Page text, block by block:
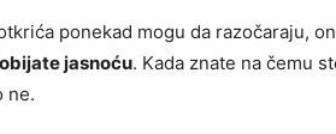
ponekad mogu da razočaraju,
jasnoću. Kada znate na čemu
ne.